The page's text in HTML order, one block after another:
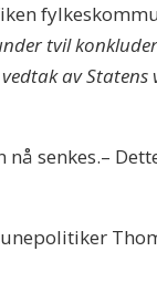
tvil
av Statens
senkes.–